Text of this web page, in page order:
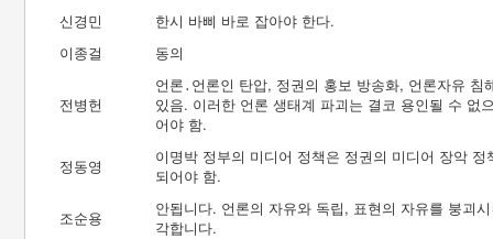
신경민
한시 바삐 바로 잡아야 한다.
이종걸
동의
전병헌
언론․언론인 탄압, 정권의 홍보 방송화, 언론자유
있음. 이러한 언론 생태계 파괴는 결코 용인될 수 없
어야 함.
정동영
이명박 정부의 미디어 정책은 정권의 미디어 장악
되어야 함.
조순용
안됩니다. 언론의 자유와 독립, 표현의 자유를 붕괴
각합니다.